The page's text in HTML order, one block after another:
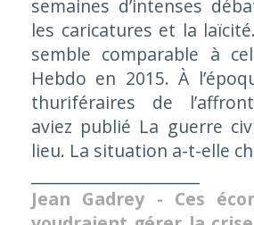
semaines d’intenses
les caricatures et la
semble comparable à
Hebdo en 2015. À
thuriféraires de
aviez publié La guerre
lieu. La situation a-t-elle
Jean Gadrey - Ces